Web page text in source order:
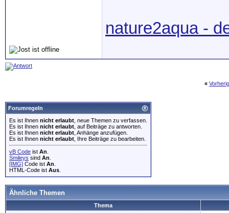
nature2aqua -
«
Forumregeln
Es ist Ihnen nicht erlaubt , neue Themen zu verfassen.
Es ist Ihnen nicht erlaubt , auf Beiträge zu antworten.
Es ist Ihnen nicht erlaubt , Anhänge anzufügen.
Es ist Ihnen nicht erlaubt , Ihre Beiträge zu bearbeiten.
vB Code ist An
Smileys sind An
[IMG] Code ist An
HTML-Code ist Aus
Ähnliche Themen
Thema